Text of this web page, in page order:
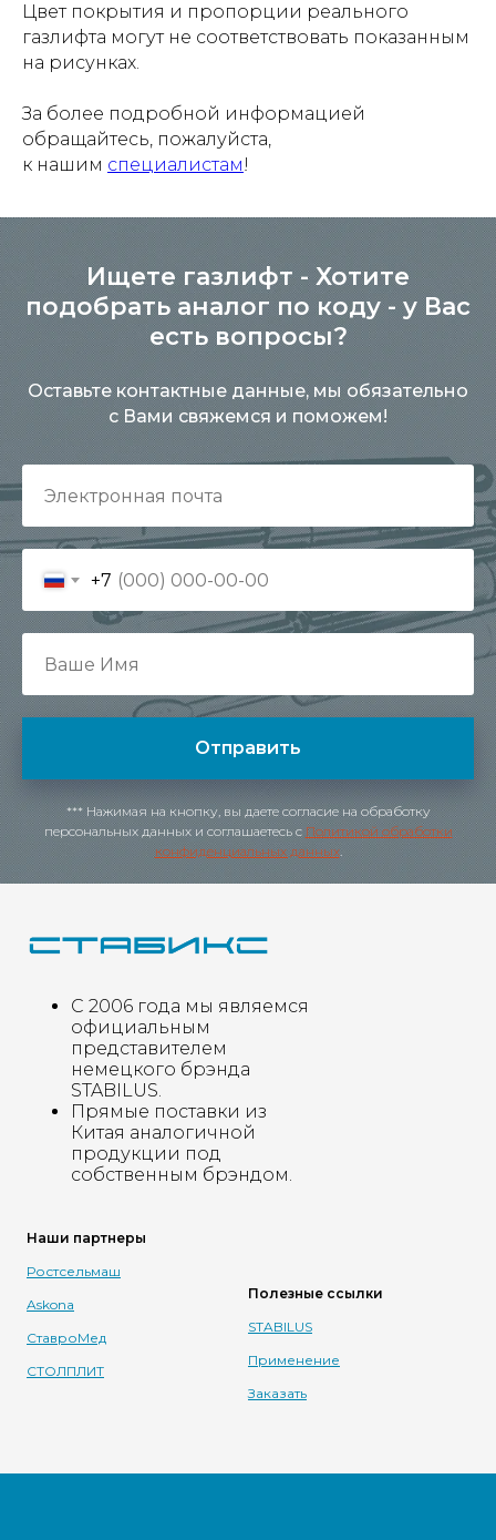
Цвет покрытия и пропорции реального
газлифта могут не соответствовать показанным
на рисунках.
За более подробной информацией
обращайтесь, пожалуйста,
к нашим специалистам!
Ищете газлифт - Хотите
подобрать аналог по коду - у Вас
есть вопросы?
Оставьте контактные данные, мы обязательно
с Вами свяжемся и поможем!
+7
Отправить
*** Нажимая на кнопку, вы даете согласие на обработку
персональных данных и соглашаетесь c Политикой обработки
конфиденциальных данных.
С 2006 года мы являемся
официальным
представителем
немецкого брэнда
STABILUS.
Прямые поставки из
Китая аналогичной
продукции под
собственным брэндом.
Наши партнеры
Ростсельмаш
Askona
СтавроМед
СТОЛПЛИТ
Полезные ссылки
STABILUS
Применение
Заказать